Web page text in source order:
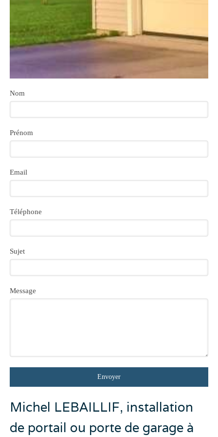
Nom
Prénom
Email
Téléphone
Sujet
Message
Envoyer
Michel LEBAILLIF, installation
de portail ou porte de garage à